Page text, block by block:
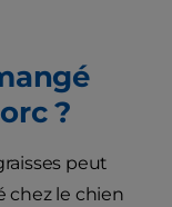
?
peut
chez le chien